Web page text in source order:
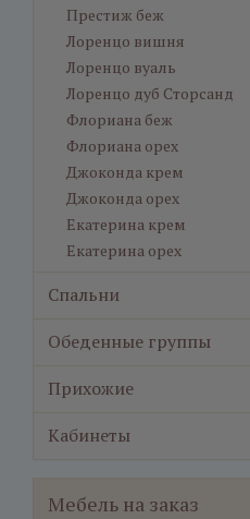
Престиж беж
Лоренцо вишня
Лоренцо вуаль
Лоренцо дуб Сторсанд
Флориана беж
Флориана орех
Джоконда крем
Джоконда орех
Екатерина крем
Екатерина орех
Спальни
Обеденные группы
Прихожие
Кабинеты
Мебель на заказ